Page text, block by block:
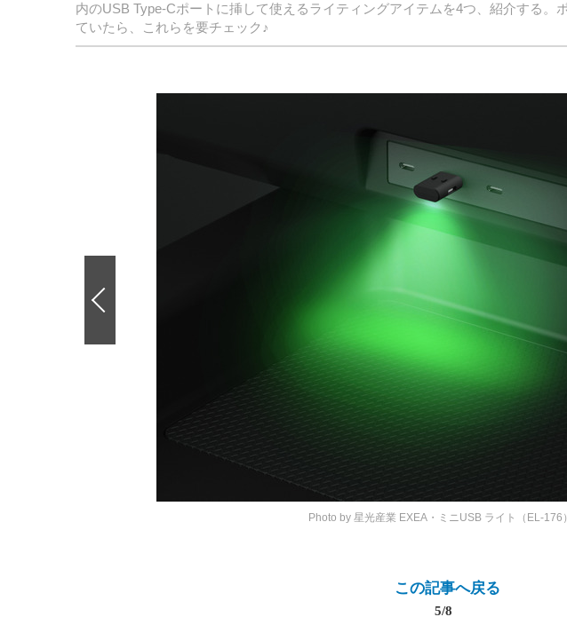
内のUSB Type-Cポートに挿して使えるライティングアイテムを4つ、紹介する。
ていたら、これらを要チェック♪
Photo by 星光産業 EXEA・ミニUSB ライト（EL-176）
この記事へ戻る
5/8